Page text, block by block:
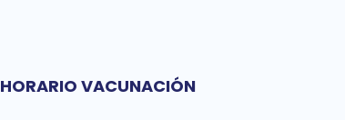
HORARIO VACUNACIÓN